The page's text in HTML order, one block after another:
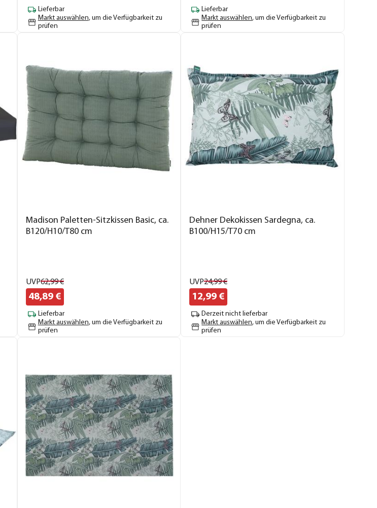
Lieferbar
Markt auswählen, um die Verfügbarkeit zu
prüfen
Lieferbar
Markt auswählen, um die Verfügbarkeit zu
prüfen
Madison Paletten-Sitzkissen Basic, ca.
B120/H10/T80 cm
UVP62,99€
48,89€
Lieferbar
Markt auswählen, um die Verfügbarkeit zu
prüfen
Dehner Dekokissen Sardegna, ca.
B100/H15/T70 cm
UVP24,99€
12,99 €
Derzeit nicht lieferbar
Markt auswählen, um die Verfügbarkeit zu
prüfen